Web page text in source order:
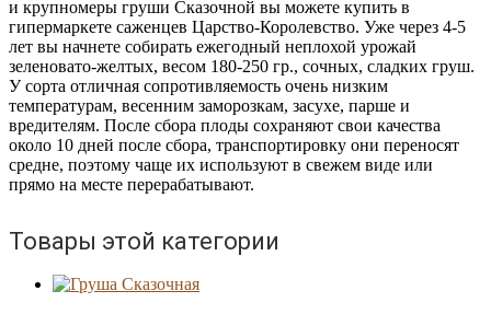
и крупномеры груши Сказочной вы можете купить в
гипермаркете саженцев Царство-Королевство. Уже через 4-5
лет вы начнете собирать ежегодный неплохой урожай
зеленовато-желтых, весом 180-250 гр., сочных, сладких груш.
У сорта отличная сопротивляемость очень низким
температурам, весенним заморозкам, засухе, парше и
вредителям. После сбора плоды сохраняют свои качества
около 10 дней после сбора, транспортировку они переносят
средне, поэтому чаще их используют в свежем виде или
прямо на месте перерабатывают.
Товары этой категории